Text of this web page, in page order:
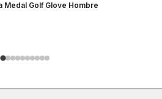
Medal Golf Glove Hombre